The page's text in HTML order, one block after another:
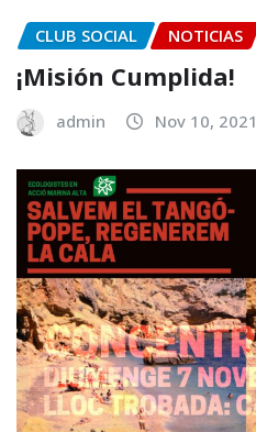
CLUB SOCIAL NOTICIAS
¡Misión Cumplida!
admin Nov 10, 2021